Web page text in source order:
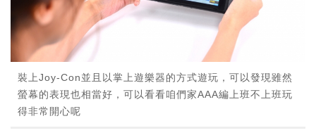
裝上Joy-Con並且以掌上遊樂器的方式遊玩，可以發現雖然
螢幕的表現也相當好，可以看看咱們家AAA編上班不上班玩
得非常開心呢